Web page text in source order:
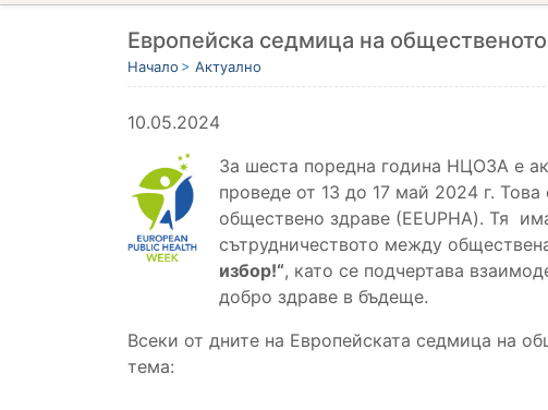
Европейска седмица на
Начало Актуално
10.05.2024
За шеста поредна година НЦОЗА е
проведе от 13 до 17 май 2024 г.
обществено здраве (ЕEUPHA). Тя
сътрудничеството между
избор!“, като се подчертава
добро здраве в бъдеще.
Всеки от дните на Европейската седмица на
тема: